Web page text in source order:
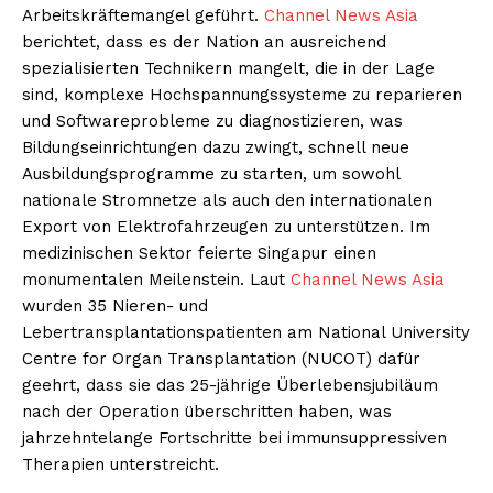
Arbeitskräftemangel geführt. Channel News Asia
berichtet, dass es der Nation an ausreichend
spezialisierten Technikern mangelt, die in der Lage
sind, komplexe Hochspannungssysteme zu reparieren
und Softwareprobleme zu diagnostizieren, was
Bildungseinrichtungen dazu zwingt, schnell neue
Ausbildungsprogramme zu starten, um sowohl
nationale Stromnetze als auch den internationalen
Export von Elektrofahrzeugen zu unterstützen. Im
medizinischen Sektor feierte Singapur einen
monumentalen Meilenstein. Laut Channel News Asia
wurden 35 Nieren- und
Lebertransplantationspatienten am National University
Centre for Organ Transplantation (NUCOT) dafür
geehrt, dass sie das 25-jährige Überlebensjubiläum
nach der Operation überschritten haben, was
jahrzehntelange Fortschritte bei immunsuppressiven
Therapien unterstreicht.